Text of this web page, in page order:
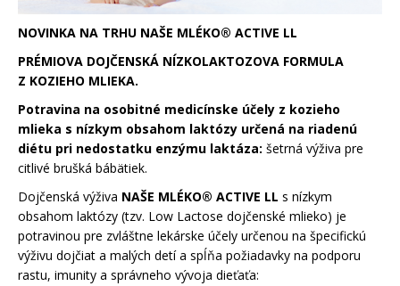
NOVINKA NA TRHU NAŠE MLÉKO® ACTIVE LL
PRÉMIOVA DOJČENSKÁ NÍZKOLAKTOZOVA FORMULA
Z KOZIEHO MLIEKA.
Potravina na osobitné medicínske účely z kozieho
mlieka s nízkym obsahom laktózy určená na riadenú
diétu pri nedostatku enzýmu laktáza: šetrná výživa pre
citlivé brušká bábätiek.
Dojčenská výživa NAŠE MLÉKO® ACTIVE LL s nízkym
obsahom laktózy (tzv. Low Lactose dojčenské mlieko) je
potravinou pre zvláštne lekárske účely určenou na špecifickú
výživu dojčiat a malých detí a spĺňa požiadavky na podporu
rastu, imunity a správneho vývoja dieťaťa:
e
t
e
n
á
j
s
ť
?